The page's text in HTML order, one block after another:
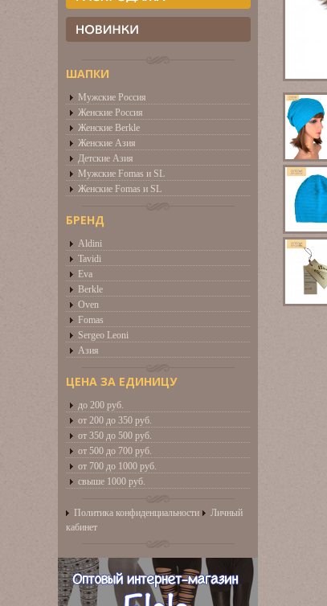
ШАПКИ
Мужские Россия
Женские Россия
Женские Berkle
Женские Азия
Детские Азия
Мужские Fomas и SL
Женские Fomas и SL
БРЕНД
Aldini
Tavidi
Eva
Berkle
Oven
Fomas
Sergeo Leoni
Азия
ЦЕНА ЗА ЕДИНИЦУ
до 200 руб.
от 200 до 350 руб.
от 350 до 500 руб.
от 500 до 700 руб.
от 700 до 1000 руб.
свыше 1000 руб.
Политика конфиденциальности
Личный
кабинет